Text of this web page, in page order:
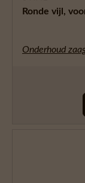
Ronde vijl,
Onderhoud